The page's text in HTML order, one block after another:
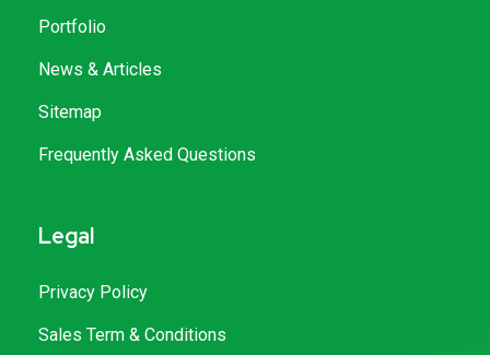
Portfolio
News & Articles
Sitemap
Frequently Asked Questions
Legal
Privacy Policy
Sales Term & Conditions